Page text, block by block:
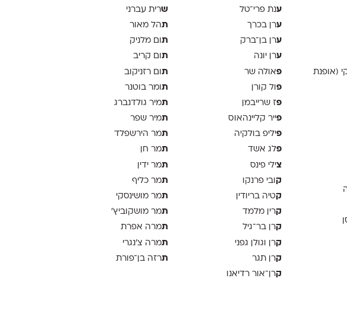
(אופנת
ענת פרי־טל
ערן בכרך
ערן בן־ברק
ערן יונה
פאולה שר
פ ול קורן
פז שרייבמן
פייר קליינהאוס
פיליפ בולקיה
פלג אשד
צילי פינס
ק ובי פרנקו
קטיה בריודין
קרין מלמד
קרן בר־גיל
קרן וגולן גפני
קרן תגר
קרן־אור רדיאנו
שרית עברני
תהל מאור
תום מלניק
תום קריב
תום רזניקוב
תומר בוטנר
תמיר גולדנברג
תמיר שפר
תמר הירשפלד
תמר חן
תמר ידין
תמר כליף
תמר מושינסקי
תמר מושקוביץ'
תמרה אפרת
תמרה צ׳נגרי
תרזה בן־פורת